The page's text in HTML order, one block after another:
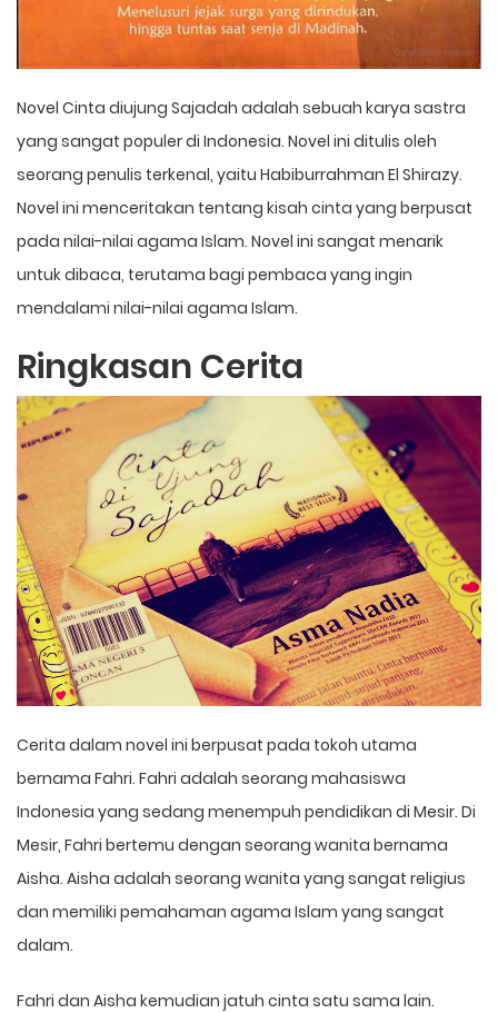
Novel Cinta diujung Sajadah adalah sebuah karya sastra
yang sangat populer di Indonesia. Novel ini ditulis oleh
seorang penulis terkenal, yaitu Habiburrahman El Shirazy.
Novel ini menceritakan tentang kisah cinta yang berpusat
pada nilai-nilai agama Islam. Novel ini sangat menarik
untuk dibaca, terutama bagi pembaca yang ingin
mendalami nilai-nilai agama Islam.
Ringkasan Cerita
Cerita dalam novel ini berpusat pada tokoh utama
bernama Fahri. Fahri adalah seorang mahasiswa
Indonesia yang sedang menempuh pendidikan di Mesir. Di
Mesir, Fahri bertemu dengan seorang wanita bernama
Aisha. Aisha adalah seorang wanita yang sangat religius
dan memiliki pemahaman agama Islam yang sangat
dalam.
Fahri dan Aisha kemudian jatuh cinta satu sama lain.